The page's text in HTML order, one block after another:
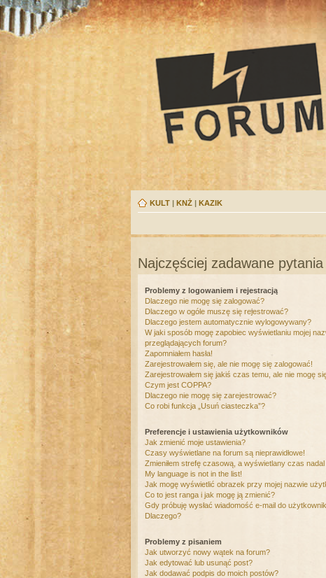
KULT | KNŻ | KAZIK
Najczęściej zadawane pytania
Problemy z logowaniem i rejestracją
Dlaczego nie mogę się zalogować?
Dlaczego w ogóle muszę się rejestrować?
Dlaczego jestem automatycznie wylogowywany?
W jaki sposób mogę zapobiec wyświetlaniu mojej
przeglądających forum?
Zapomniałem hasła!
Zarejestrowałem się, ale nie mogę się zalogować!
Zarejestrowałem się jakiś czas temu, ale nie mogę
Czym jest COPPA?
Dlaczego nie mogę się zarejestrować?
Co robi funkcja „Usuń ciasteczka”?
Preferencje i ustawienia użytkowników
Jak zmienić moje ustawienia?
Czasy wyświetlane na forum są nieprawidłowe!
Zmieniłem strefę czasową, a wyświetlany czas nadal
My language is not in the list!
Jak mogę wyświetlić obrazek przy mojej nazwie
Co to jest ranga i jak mogę ją zmienić?
Gdy próbuję wysłać wiadomość e-mail do
Dlaczego?
Problemy z pisaniem
Jak utworzyć nowy wątek na forum?
Jak edytować lub usunąć post?
Jak dodawać podpis do moich postów?